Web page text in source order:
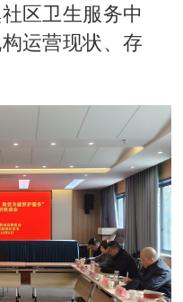
区卫生服务中
运营现状、存